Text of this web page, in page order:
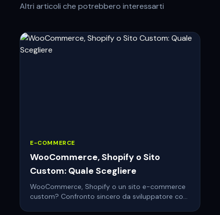
Altri articoli che potrebbero interessarti
E-COMMERCE
WooCommerce, Shopify o Sito
Custom: Quale Scegliere
WooCommerce, Shopify o un sito e-commerce
custom? Confronto sincero da sviluppatore con